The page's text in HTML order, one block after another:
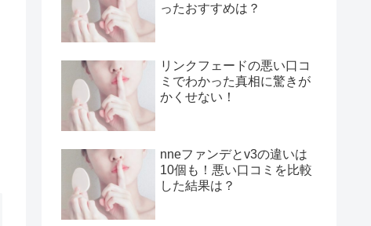
ったおすすめは？
リンクフェードの悪い口コ
ミでわかった真相に驚きが
かくせない！
nneファンデとv3の違いは
10個も！悪い口コミを比較
した結果は？